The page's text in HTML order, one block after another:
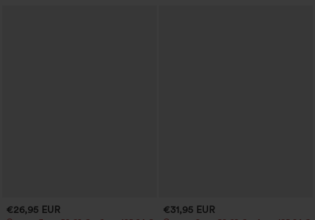
€26,95 EUR €31,95 EUR